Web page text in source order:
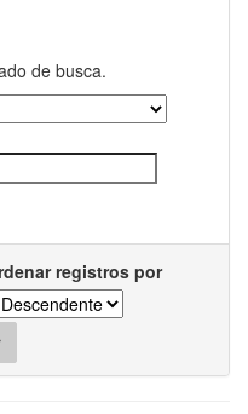
de busca.
registros por